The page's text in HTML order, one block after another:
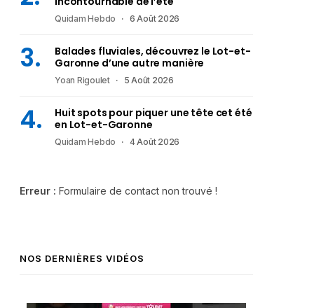
Quidam Hebdo 6 Août 2026
Balades fluviales, découvrez le Lot-et-
Garonne d’une autre manière
Yoan Rigoulet 5 Août 2026
Huit spots pour piquer une tête cet été
en Lot-et-Garonne
Quidam Hebdo 4 Août 2026
Erreur : Formulaire de contact non trouvé !
NOS DERNIÈRES VIDÉOS